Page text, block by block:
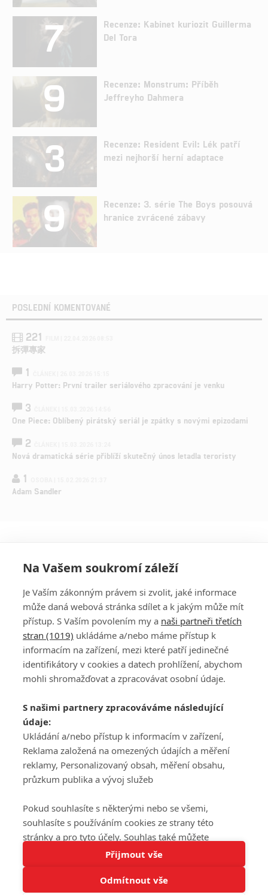
Tato stránka používá soubory cookies.
Rozumím
7
Recenze: Kabinet kuriozit Guillerma
Del Tora
9
Recenze: Monstrum: Příběh
Jeffreyho Dahmera
3
Recenze: Resident Evil: Lék patří
mezi nejhorší herní adaptace
9
Recenze: 3. série The Boys posouvá
hranice zvrácené zábavy
POSLEDNÍ KOMENTOVANÉ
221
拆彈專家
1
Harry Potter: První trailer seriálového zpracování je venku
3
One Piece: Oblíbený pirátský seriál je zpátky s novými epizodami
2
Nová dramatická série přiblíží skutečný únos letadla teroristy
1
Adam Sandler
PŘIHLÁSIT
REGISTROVAT
DISKUZE
Šéfredaktorkou webu jePetr Slavík, e-mailserialy@fandimefilmu.cz
Máte-li zájem o inzerci na našem webu napište nám na e-mail
studio@koncal.com
Ochrana osobních údajů|Zásady používání cookies |Pravidla webu
Upravit nastavení soukromí
© 2016 – 2026 FandimeSerialum.cz / All rights reserved /
Na Vašem soukromí záleží
Je Vaším zákonným právem si zvolit, jaké informace
může daná webová stránka sdílet a k jakým může mít
přístup. S Vaším povolením my a naši partneři třetích
stran (1019) ukládáme a/nebo máme přístup k
informacím na zařízení, mezi které patří jedinečné
identifikátory v cookies a datech prohlížení, abychom
mohli shromažďovat a zpracovávat osobní údaje.
S našimi partnery zpracováváme následující
údaje:
Ukládání a/nebo přístup k informacím v zařízení,
Reklama založená na omezených údajích a měření
reklamy, Personalizovaný obsah, měření obsahu,
průzkum publika a vývoj služeb
Pokud souhlasíte s některými nebo se všemi,
souhlasíte s používáním cookies ze strany této
stránky a pro tyto účely. Souhlas také můžete
odmítnout, ale v takovém případě vám na stránce
nebudou k dispozici některé personalizované funkce.
Vaše volby souhlasu se budou vztahovat pouze na
Přijmout vše
Odmítnout vše